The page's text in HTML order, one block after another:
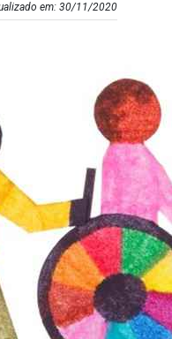
em: 30/11/2020